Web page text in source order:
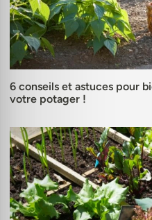
6 conseils et astuces pour
votre potager !